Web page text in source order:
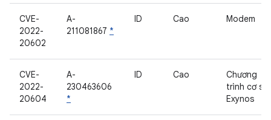
CVE-
2022-
20602
A-
211081867 *
ID Cao Modem
CVE-
2022-
20604
A-
230463606
*
ID Cao
Chương
trình cơ sở
Exynos